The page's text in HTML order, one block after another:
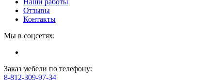
Отзывы
Контакты
Мы в соцсетях:
Заказ мебели по телефону:
8-812-309-97-34